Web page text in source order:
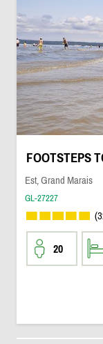
FOOTSTEPS
Est, Grand Marais
GL-27227
20